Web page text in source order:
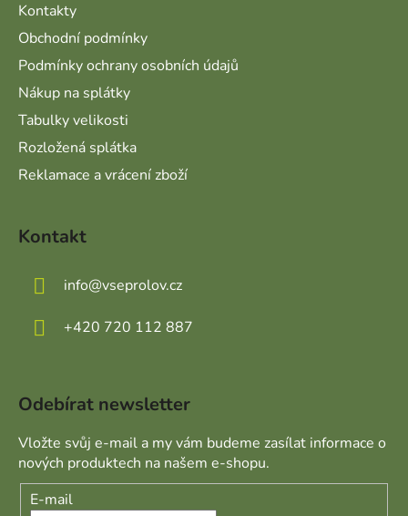
Kontakty
Obchodní podmínky
Podmínky ochrany osobních údajů
Nákup na splátky
Tabulky velikosti
Rozložená splátka
Reklamace a vrácení zboží
Kontakt
info@vseprolov.cz
+420 720 112 887
Odebírat newsletter
Vložte svůj e-mail a my vám budeme zasílat informace o
nových produktech na našem e-shopu.
E-mail